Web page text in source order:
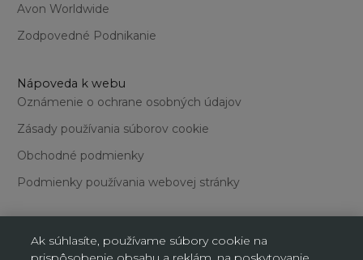
Avon Worldwide
Zodpovedné Podnikanie
Nápoveda k webu
Oznámenie o ochrane osobných údajov
Zásady používania súborov cookie
Obchodné podmienky
Podmienky používania webovej stránky
Ak súhlasíte, používame súbory cookie na